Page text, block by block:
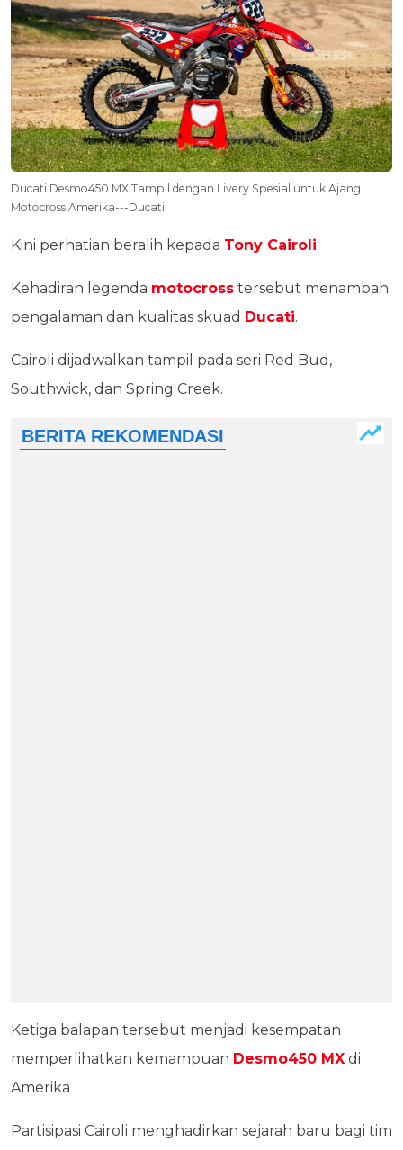
Ducati Desmo450 MX Tampil dengan Livery Spesial untuk Ajang
Motocross Amerika---Ducati
Kini perhatian beralih kepada Tony Cairoli.
Kehadiran legenda motocross tersebut menambah
pengalaman dan kualitas skuad Ducati.
Cairoli dijadwalkan tampil pada seri Red Bud,
Southwick, dan Spring Creek.
Ketiga balapan tersebut menjadi kesempatan
memperlihatkan kemampuan Desmo450 MX di
Amerika
Partisipasi Cairoli menghadirkan sejarah baru bagi tim